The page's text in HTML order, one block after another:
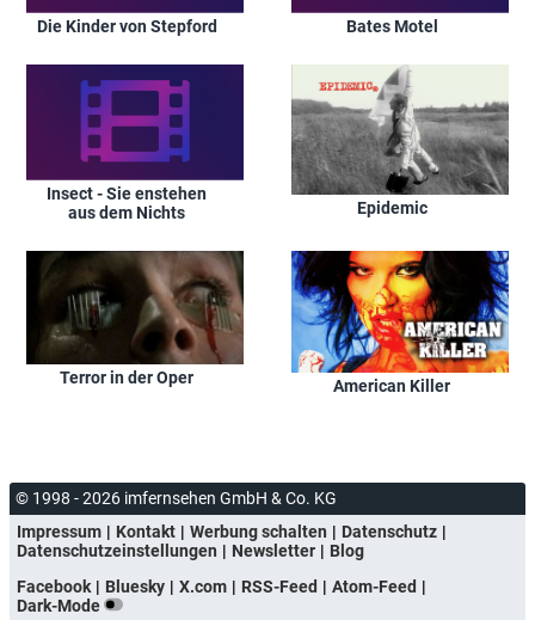
Die Kinder von Stepford Bates Motel
Insect - Sie enstehen
aus dem Nichts
Epidemic
Terror in der Oper American Killer
© 1998 - 2026 imfernsehen GmbH & Co. KG
Impressum
Kontakt Werbung schalten
Datenschutz
Datenschutzeinstellungen
Newsletter
Blog
Facebook
Bluesky X.com RSS-Feed
Atom-Feed
Dark-Mode